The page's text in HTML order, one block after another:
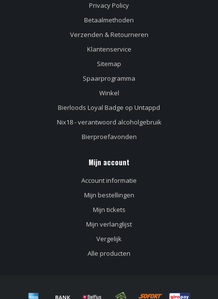
Privacy Policy
Betaalmethoden
Verzenden & Retourneren
Klantenservice
Sitemap
Spaarprogramma
Winkel
Bierloods Loyal Badge op Untappd
Nix18 - verantwoord alcoholgebruik
Bierproefavonden
Mijn account
Account informatie
Mijn bestellingen
Mijn tickets
Mijn verlanglijst
Vergelijk
Alle producten